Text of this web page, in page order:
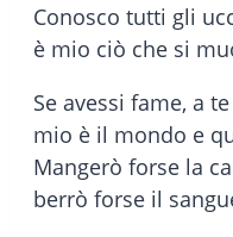
Conosco tutti gli
è mio ciò che si
Se avessi fame, a
mio è il mondo e
Mangerò forse la
berrò forse il